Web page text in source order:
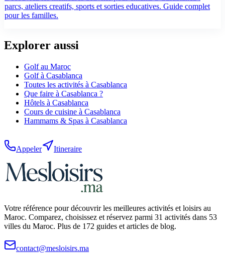
parcs, ateliers creatifs, sports et sorties educatives. Guide complet
pour les familles.
Explorer aussi
Golfau Maroc
Golfà Casablanca
Toutes les activités à Casablanca
Que faire à Casablanca ?
Hôtels à Casablanca
Cours de cuisine à Casablanca
Hammams & Spas à Casablanca
Appeler Itineraire
Votre référence pour découvrir les meilleures activités et loisirs au
Maroc. Comparez, choisissez et réservez parmi 31 activités dans 53
villes du Maroc. Plus de 172 guides et articles de blog.
contact@mesloisirs.ma